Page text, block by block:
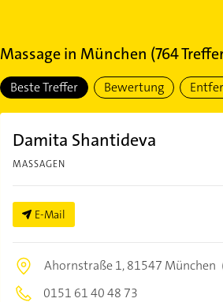
Massagein München (764
Beste Treffer Bewertung
Damita Shantideva
MASSAGEN
E-Mail
Ahornstraße 1,81547 München
0151 61 40 48 73